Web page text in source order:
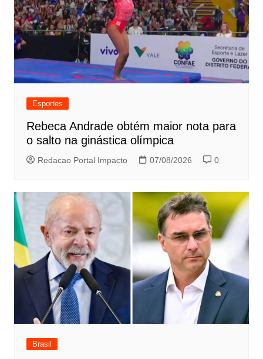
Esportes
Rebeca Andrade obtém maior nota para
o salto na ginástica olímpica
Redacao Portal Impacto 07/08/2026 0
Brasil